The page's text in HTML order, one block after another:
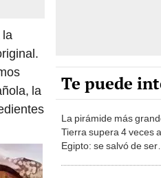
la
la
Te puede
La pirámide más
Tierra supera 4 veces
Egipto: se salvó de ser